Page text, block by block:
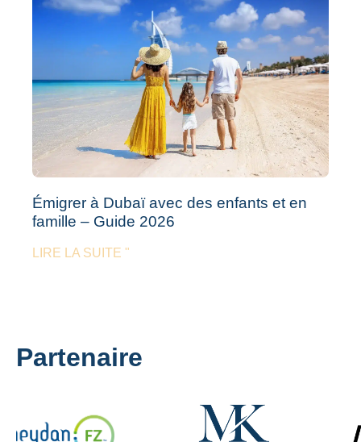
Émigrer à Dubaï avec des enfants et en
famille – Guide 2026
LIRE LA SUITE "
Partenaire